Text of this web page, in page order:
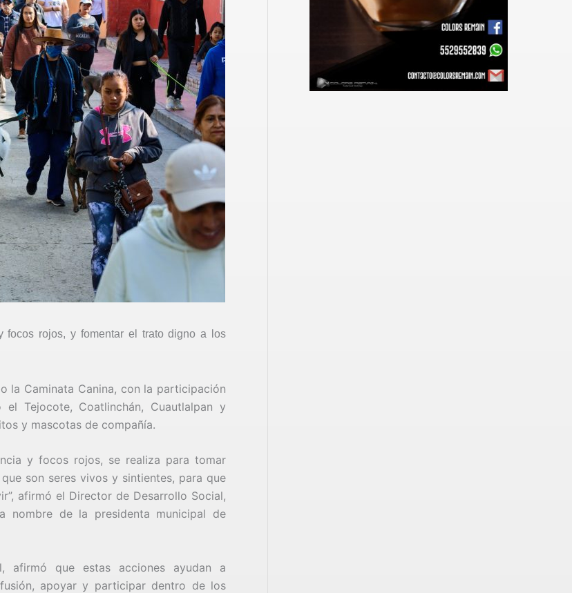
focos rojos, y fomentar el trato digno a los
la Caminata Canina, con la participación
Tejocote, Coatlinchán, Cuautlalpan y
y mascotas de compañía.
y focos rojos, se realiza para tomar
son seres vivos y sintientes, para que
afirmó el Director de Desarrollo Social,
nombre de la presidenta municipal de
afirmó que estas acciones ayudan a
apoyar y participar dentro de los